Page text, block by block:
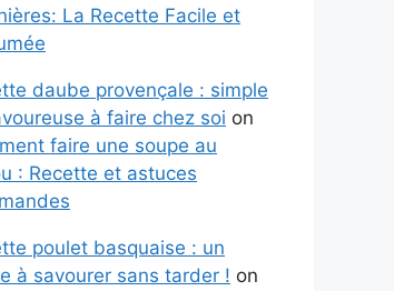
La Recette Facile et
daube provençale : simple
à faire chez soi on
faire une soupe au
: Recette et astuces
poulet basquaise : un
à savourer sans tarder ! on